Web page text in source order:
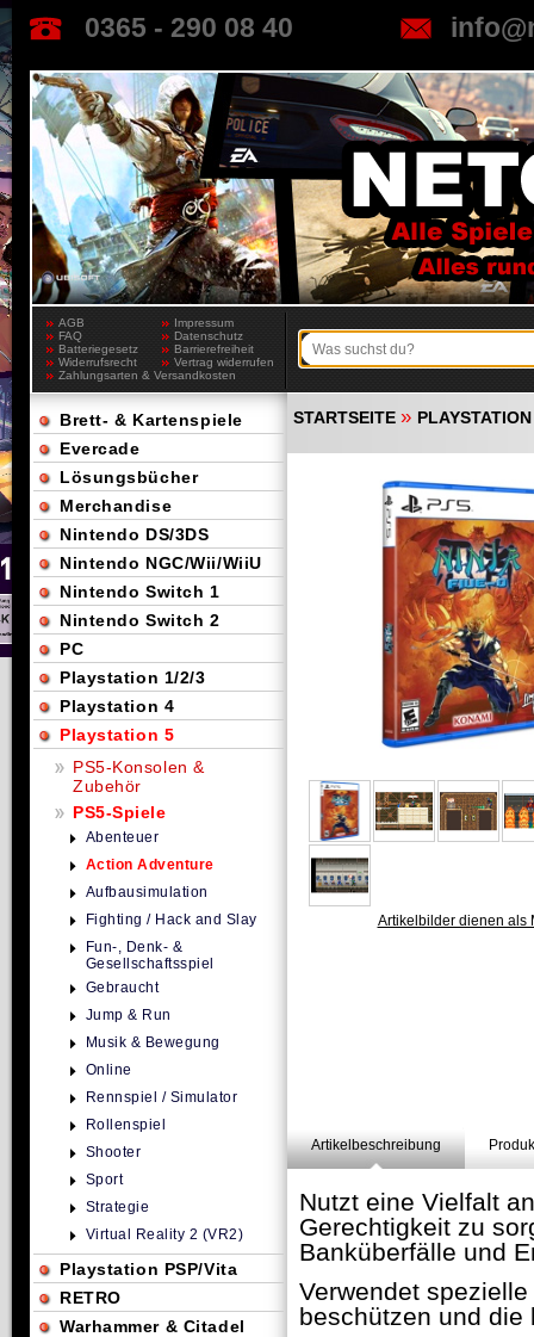
0365 - 290 08 40
AGB
Impressum
FAQ
Datenschutz
Batteriegesetz
Barrierefreiheit
Widerrufsrecht
Vertrag widerrufen
Zahlungsarten & Versandkosten
STARTSEITE »
Artikelbilder dienen als
Artikelbeschreibung
Nutzt eine Vielfalt
Gerechtigkeit zu
Banküberfälle und
Verwendet
beschützen und die
Brett- & Kartenspiele
Evercade
Lösungsbücher
Merchandise
Nintendo DS/3DS
Nintendo NGC/Wii/WiiU
Nintendo Switch 1
Nintendo Switch 2
PC
Playstation 1/2/3
Playstation 4
Playstation 5
PS5-Konsolen &
Zubehör
PS5-Spiele
Abenteuer
Action Adventure
Aufbausimulation
Fighting / Hack and Slay
Fun-, Denk- &
Gesellschaftsspiel
Gebraucht
Jump & Run
Musik & Bewegung
Online
Rennspiel / Simulator
Rollenspiel
Shooter
Sport
Strategie
Virtual Reality 2 (VR2)
Playstation PSP/Vita
RETRO
Warhammer & Citadel